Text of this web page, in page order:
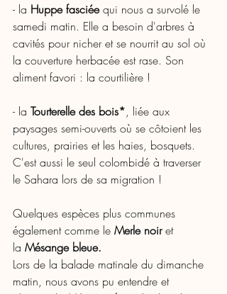
- la Huppe fasciée qui nous a survolé le
samedi matin. Elle a besoin d'arbres à
cavités pour nicher et se nourrit au sol où
la couverture herbacée est rase. Son
aliment favori : la courtilière !
- la Tourterelle des bois*, liée aux
paysages semi-ouverts où se côtoient les
cultures, prairies et les haies, bosquets.
C'est aussi le seul colombidé à traverser
le Sahara lors de sa migration !
Quelques espèces plus communes
également comme le Merle noir et
la Mésange bleue.
Lors de la balade matinale du dimanche
matin, nous avons pu entendre et